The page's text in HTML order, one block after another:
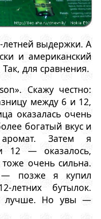
летней выдержки. А
и американский
для сравнения.
Скажу честно:
между 6 и 12,
оказалась очень
богатый вкус и
Затем я
12 — оказалось,
очень сильна.
— позже я купил
бутылок.
лучше. Но увы —